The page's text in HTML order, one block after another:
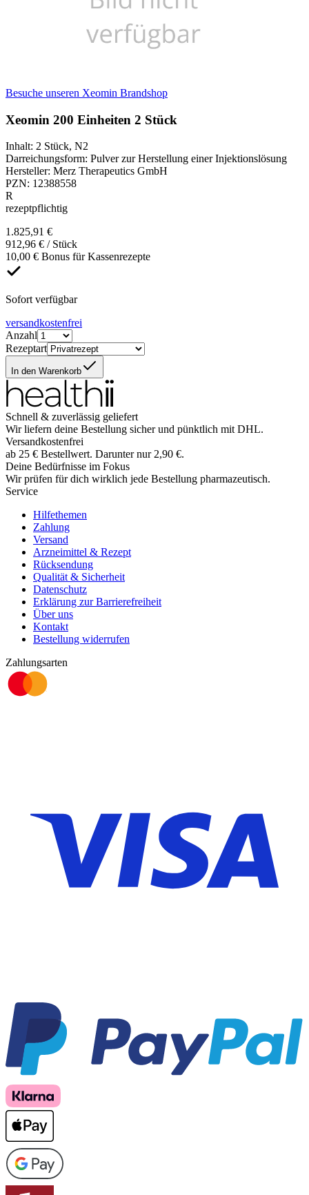
Besuche unseren Xeomin Brandshop
Xeomin 200 Einheiten 2 Stück
Inhalt: 2 Stück, N2
Darreichungsform: Pulver zur Herstellung einer Injektionslösung
Hersteller: Merz Therapeutics GmbH
PZN: 12388558
R
rezeptpflichtig
1.825,91 €
912,96 € / Stück
10,00 € Bonus für Kassenrezepte
Sofort verfügbar
versandkostenfrei
Anzahl
Rezeptart
In den Warenkorb
Schnell & zuverlässig geliefert
Wir liefern deine Bestellung sicher und pünktlich mit DHL.
Versandkostenfrei
ab 25 € Bestellwert. Darunter nur 2,90 €.
Deine Bedürfnisse im Fokus
Wir prüfen für dich wirklich jede Bestellung pharmazeutisch.
Service
Hilfethemen
Zahlung
Versand
Arzneimittel & Rezept
Rücksendung
Qualität & Sicherheit
Datenschutz
Erklärung zur Barrierefreiheit
Über uns
Kontakt
Bestellung widerrufen
Zahlungsarten